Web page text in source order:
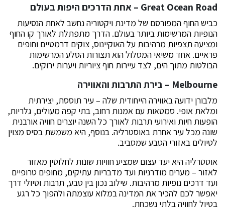
Great Ocean Road – אחת הדרכים היפות בעולם
כביש החוף המפורסם של מדינת ויקטוריה נחשב לאחת הנסיעות
הנופיות המרשימות ביותר בעולם. הדרך מתפתלת לאורך קו החוף
ומציעה תצפיות מרהיבות על האוקיינוס, צוקים דרמטיים וחופים
פראיים. אחד משיאי המסלול הוא תצורות הסלע המרשימות
הבולטות מתוך הים, לצד עיירות חוף ציוריות ויערות ירוקים.
Melbourne – בירת התרבות והאווירה
מלבורן ידועה באווירה הייחודית שלה – עיר תוססת, יצירתית
ומלאת אופי. סמטאות עם אמנות רחוב, בתי קפה מעולים, גלריות,
הופעות חיות ואירועי תרבות לאורך כל השנה יוצרים חוויה אורבנית
שונה מכל עיר אחרת באוסטרליה. בנוסף, היא משמשת בסיס מצוין
לטיולים באזורי הטבע שמסביב.
אוסטרליה היא יעד עצום שמציע חוויות שונות לחלוטין מאזור
לאזור – מערים מודרניות ועד מדבריות עתיקים, מחופים טרופיים
ועד דרכים נופיות מרהיבות. שילוב נכון בין טבע, תרבות וטיולי דרך
יאפשר לכם להכיר את המדינה במלוא עוצמתה ולהפוך כל רגע
בטיול לחוויה בלתי נשכחת.